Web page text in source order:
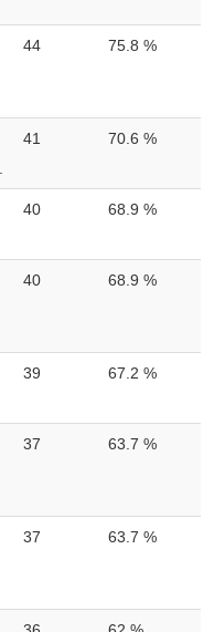
44 75.8 %
41 70.6 %
40 68.9 %
40 68.9 %
39 67.2 %
37 63.7 %
37 63.7 %